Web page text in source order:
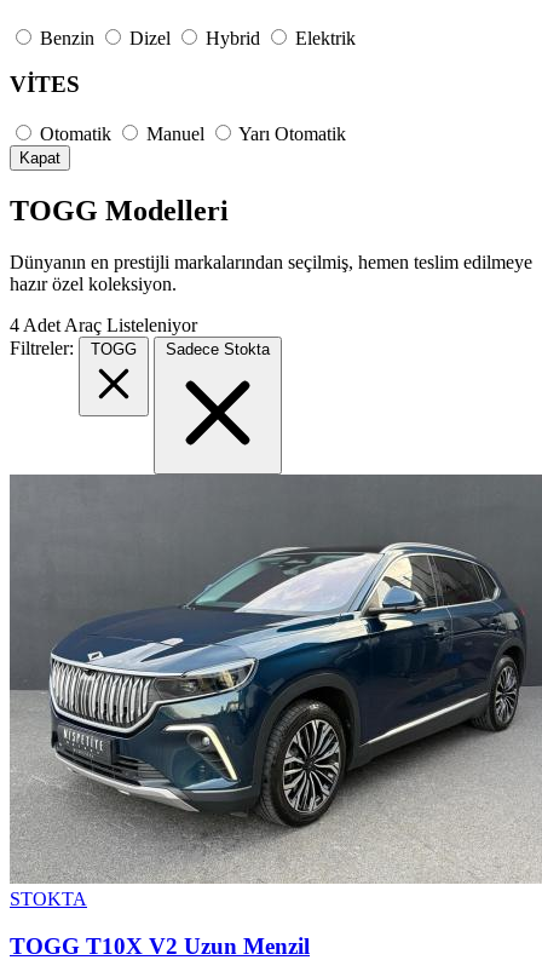
Benzin Dizel Hybrid Elektrik
VİTES
Otomatik Manuel Yarı Otomatik
Kapat
TOGG Modelleri
Dünyanın en prestijli markalarından seçilmiş, hemen teslim edilmeye
hazır özel koleksiyon.
4 Adet Araç Listeleniyor
Filtreler:
TOGG Sadece Stokta
STOKTA
TOGG T10X V2 Uzun Menzil